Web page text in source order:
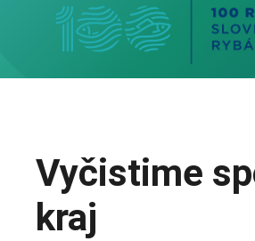
Vyčistime
kraj